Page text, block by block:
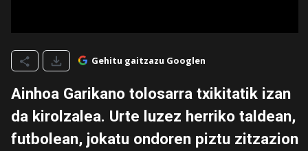
Gehitu gaitzazu Googlen
Ainhoa Garikano tolosarra txikitatik izan
da kirolzalea. Urte luzez herriko taldean,
futbolean, jokatu ondoren piztu zitzazion